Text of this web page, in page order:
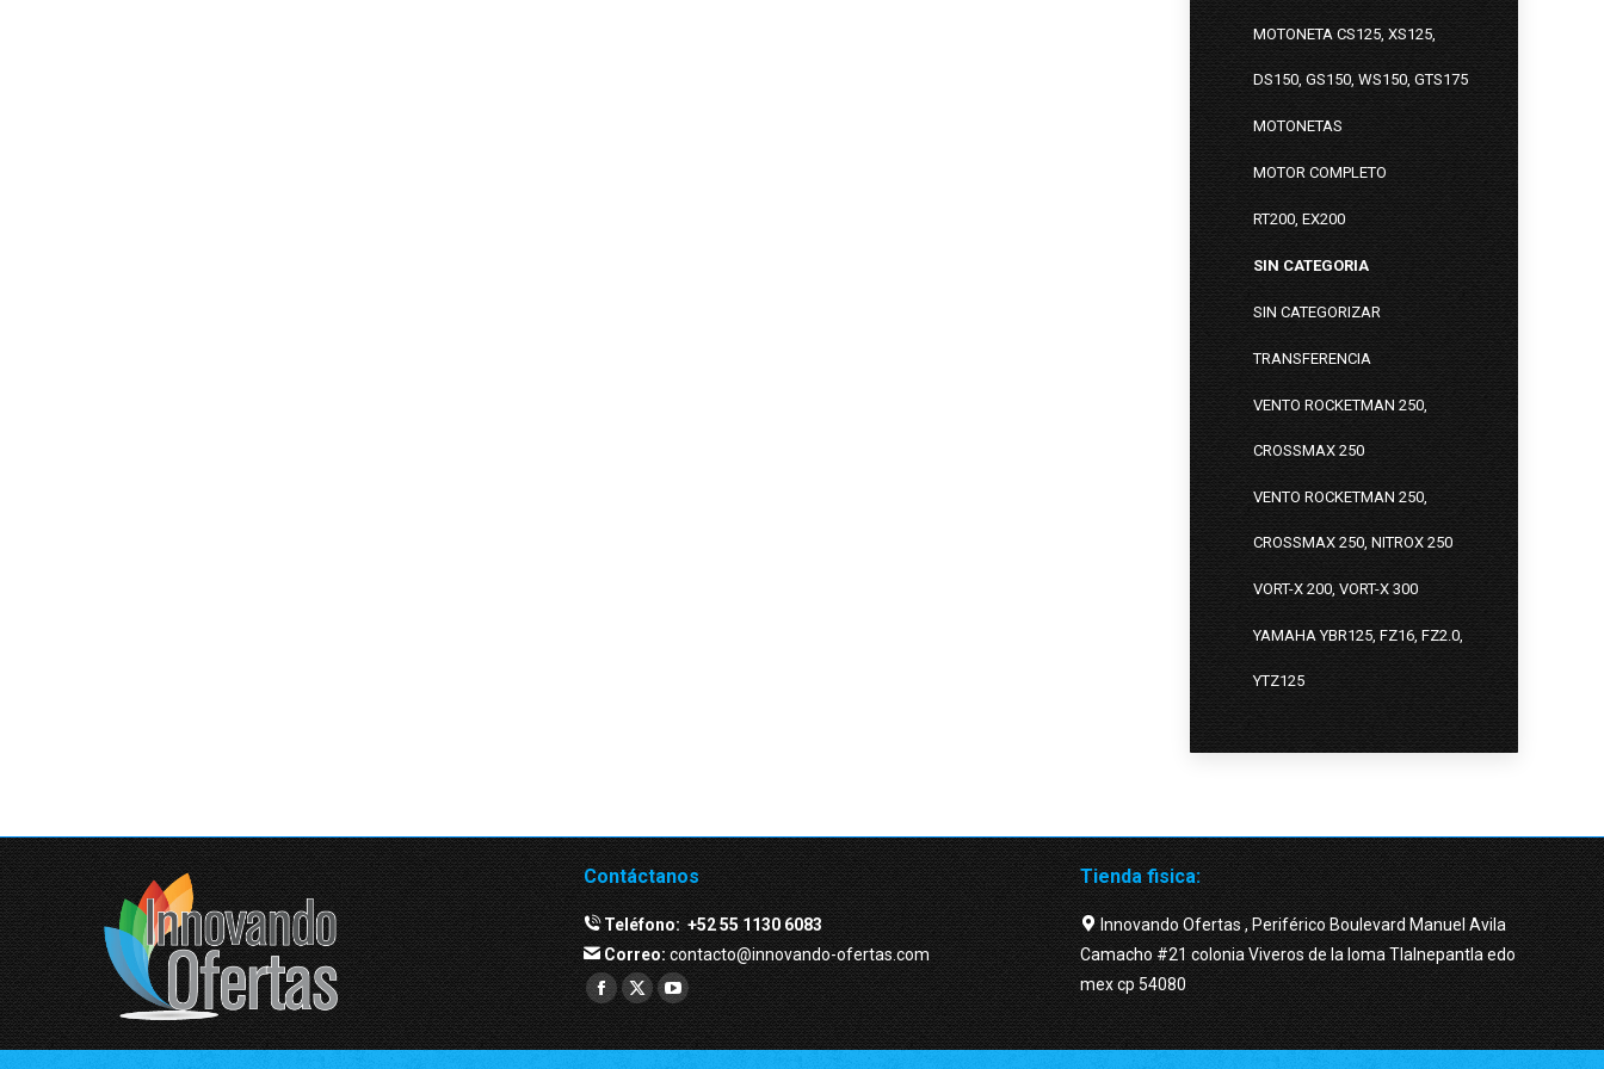
MOTONETA CS125, XS125,
DS150, GS150, WS150, GTS175
MOTONETAS
MOTOR COMPLETO
RT200, EX200
SIN CATEGORIA
SIN CATEGORIZAR
TRANSFERENCIA
VENTO ROCKETMAN 250,
CROSSMAX 250
VENTO ROCKETMAN 250,
CROSSMAX 250, NITROX 250
VORT-X 200, VORT-X 300
YAMAHA YBR125, FZ16, FZ2.0,
YTZ125
Contáctanos
Teléfono:+52 55 1130 6083
Correo:contacto@innovando-ofertas.com
Facebook
page
Twitter
page
YouTube
page
Tienda fisica:
Innovando Ofertas , Periférico Boulevard Manuel Avila
Camacho #21 colonia Viveros de la loma Tlalnepantla edo
mex cp 54080